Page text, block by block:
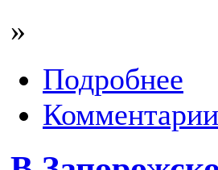
»
Подробнее
Комментарии